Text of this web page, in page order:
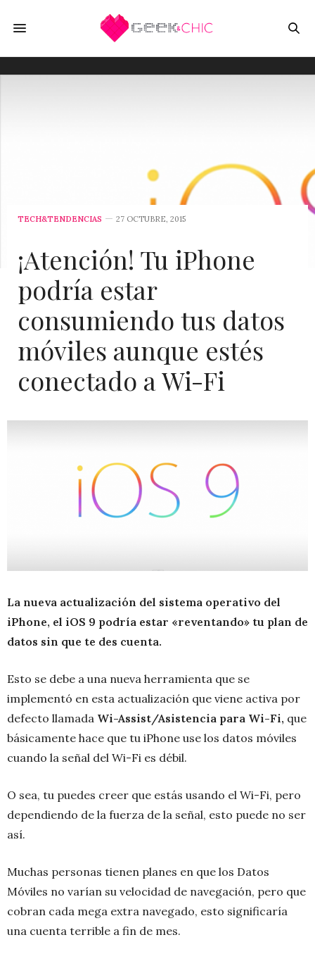
TECH&TENDENCIAS 27 OCTUBRE, 2015
¡Atención! Tu iPhone
podría estar
consumiendo tus datos
móviles aunque estés
conectado a Wi-Fi
La nueva actualización del sistema operativo del
iPhone, el iOS 9 podría estar «reventando» tu plan de
datos sin que te des cuenta.
Esto se debe a una nueva herramienta que se
implementó en esta actualización que viene activa por
defecto llamada Wi-Assist/Asistencia para Wi-Fi, que
básicamente hace que tu iPhone use los datos móviles
cuando la señal del Wi-Fi es débil.
O sea, tu puedes creer que estás usando el Wi-Fi, pero
dependiendo de la fuerza de la señal, esto puede no ser
así.
Muchas personas tienen planes en que los Datos
Móviles no varían su velocidad de navegación, pero que
cobran cada mega extra navegado, esto significaría
una cuenta terrible a fin de mes.